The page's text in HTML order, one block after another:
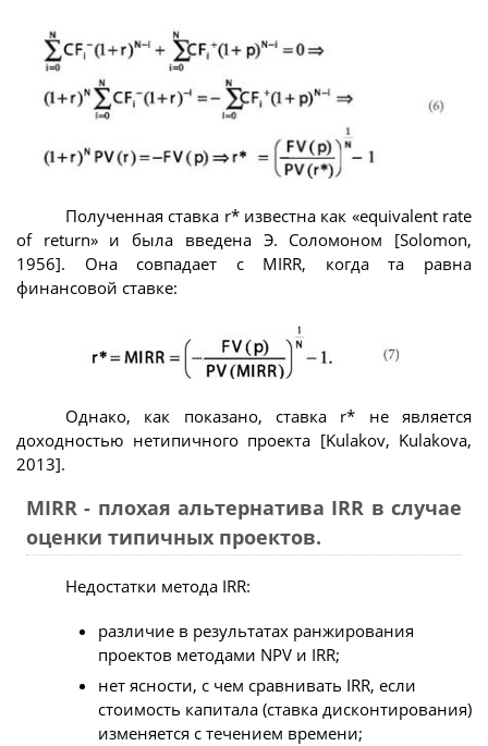
Полученная ставка r* известна как «equivalent rate
of return» и была введена Э. Соломоном [Solomon,
1956]. Она совпадает с MIRR, когда та равна
финансовой ставке:
Однако, как показано, ставка r* не является
доходностью нетипичного проекта [Kulakov, Kulakova,
2013].
MIRR - плохая альтернатива IRR в случае
оценки типичных проектов.
Недостатки метода IRR:
различие в результатах ранжирования
проектов методами NPV и IRR;
нет ясности, с чем сравнивать IRR, если
стоимость капитала (ставка дисконтирования)
изменяется с течением времени;